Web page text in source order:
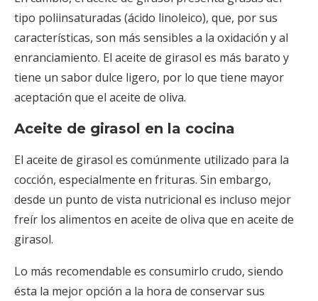
tipo poliinsaturadas (ácido linoleico), que, por sus
características, son más sensibles a la oxidación y al
enranciamiento. El aceite de girasol es más barato y
tiene un sabor dulce ligero, por lo que tiene mayor
aceptación que el aceite de oliva.
Aceite de girasol en la cocina
El aceite de girasol es comúnmente utilizado para la
cocción, especialmente en frituras. Sin embargo,
desde un punto de vista nutricional es incluso mejor
freír los alimentos en aceite de oliva que en aceite de
girasol.
Lo más recomendable es consumirlo crudo, siendo
ésta la mejor opción a la hora de conservar sus